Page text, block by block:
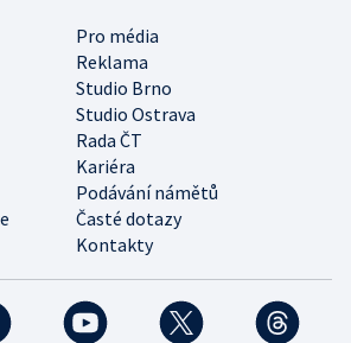
Pro média
Reklama
Studio Brno
Studio Ostrava
Rada ČT
Kariéra
Podávání námětů
Časté dotazy
Kontakty